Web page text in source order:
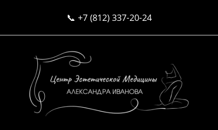
📞 +7 (812) 337-20-24